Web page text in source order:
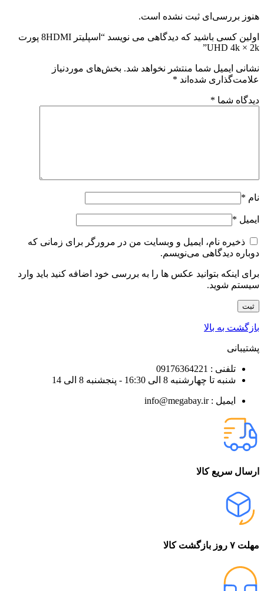
هنوز بررسی‌ای ثبت نشده است.
اولین کسی باشید که دیدگاهی می نویسد “اسپلیتر 8HDMI پورت
UHD 4k × 2k”
نشانی ایمیل شما منتشر نخواهد شد. بخش‌های موردنیاز
علامت‌گذاری شده‌اند *
دیدگاه شما *
نام *
ایمیل *
ذخیره نام، ایمیل و وبسایت من در مرورگر برای زمانی که
دوباره دیدگاهی می‌نویسم.
برای اینکه بتوانید عکس ها را به بررسی خود اضافه کنید باید وارد
سیستم شوید.
بازگشت به بالا
پشتیبانی
تلفنی : 09176364221
شنبه تا چهارشنبه 8 الی 16:30 - پنجشنبه 8 الی 14
ایمیل : info@megabay.ir
ارسال سریع کالا
مهلت ۷ روز بازگشت کالا